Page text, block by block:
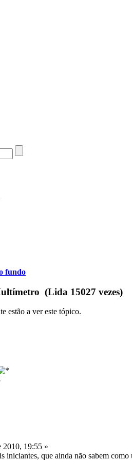
fundo
(Lida 15027 vezes)
estão a ver este tópico.
2010, 19:55 »
iniciantes, que ainda não sabem